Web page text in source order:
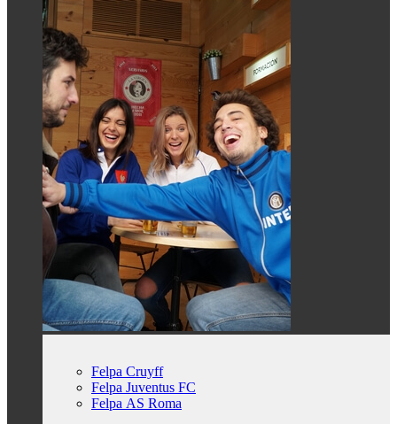
Felpa Cruyff
Felpa Juventus FC
Felpa AS Roma